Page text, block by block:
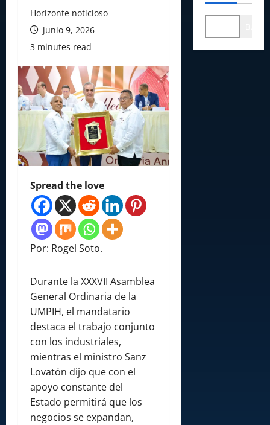
Horizonte noticioso
junio 9, 2026
3 minutes read
Spread the love
Por: Rogel Soto.
Durante la XXXVII Asamblea
General Ordinaria de la
UMPIH, el mandatario
destaca el trabajo conjunto
con los industriales,
mientras el ministro Sanz
Lovatón dijo que con el
apoyo constante del
Estado permitirá que los
negocios se expandan,